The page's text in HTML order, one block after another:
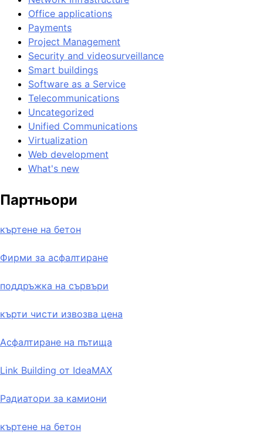
Office applications
Payments
Project Management
Security and videosurveillance
Smart buildings
Software as a Service
Telecommunications
Uncategorized
Unified Communications
Virtualization
Web development
What's new
Партньори
къртене на бетон
Фирми за асфалтиране
поддръжка на сървъри
кърти чисти извозва цена
Асфалтиране на пътища
Link Building от IdeaMAX
Радиатори за камиони
къртене на бетон